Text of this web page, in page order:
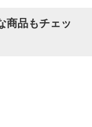
商品もチェッ